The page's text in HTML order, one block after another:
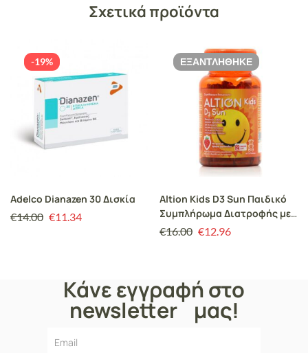
Σχετικά προϊόντα
-19%
Adelco Dianazen 30 Δισκία
€14.00 €11.34
ΕΞΑΝΤΛΉΘΗΚΕ
Altion Kids D3 Sun Παιδικό
Συμπλήρωμα Διατροφής με
Βιταμίνη D3 Φυσικής
60gummies
€16.00 €12.96
Κάνε εγγραφή στο
newsletter μας!